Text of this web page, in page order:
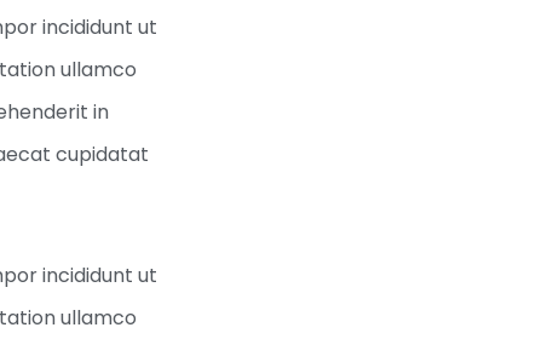
incididunt ut
ullamco
in
cupidatat
incididunt ut
ullamco